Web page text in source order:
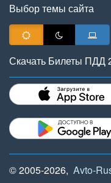
Выбор темы сайта
Скачать Билеты ПДД
© 2005-2026, Avto-